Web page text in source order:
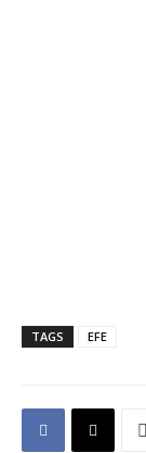
TAGS EFE